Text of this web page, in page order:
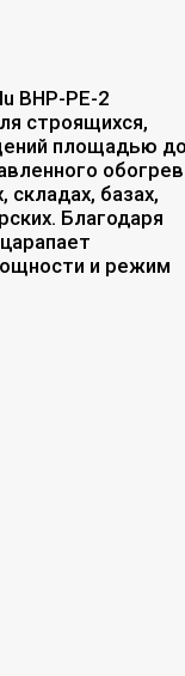
BHP-PE-2
строящихся,
площадью
складах, базах,
Благодаря
и режим